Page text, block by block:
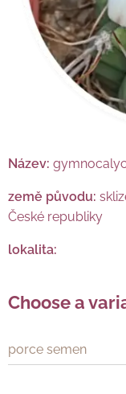
Název:
země původu:
České republiky
lokalita:
Choose a
porce semen